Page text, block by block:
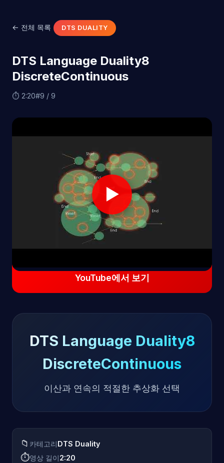
← 전체 목록 DTS DUALITY
DTS Language Duality8
DiscreteContinuous
⏱ 2:20#9 / 9
▶
YouTube에서 보기
DTS Language Duality8
DiscreteContinuous
이산과 연속의 적절한 추상화 선택
📁 카테고리DTS Duality
⏱️영상 길이2:20